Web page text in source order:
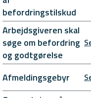
befordringstilskud
Arbejdsgiveren skal
søge om befordring
og godtgørelse
Afmeldingsgebyr